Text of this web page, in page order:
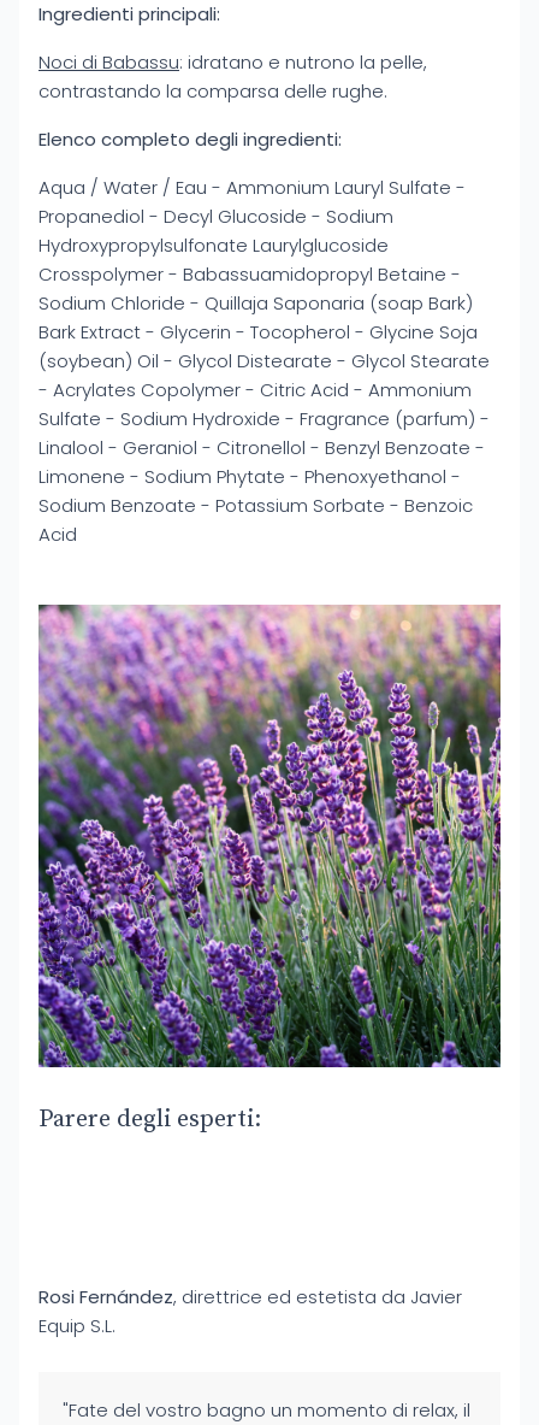
Ingredienti principali:
Noci di Babassu: idratano e nutrono la pelle,
contrastando la comparsa delle rughe.
Elenco completo degli ingredienti:
Aqua / Water / Eau - Ammonium Lauryl Sulfate -
Propanediol - Decyl Glucoside - Sodium
Hydroxypropylsulfonate Laurylglucoside
Crosspolymer - Babassuamidopropyl Betaine -
Sodium Chloride - Quillaja Saponaria (soap Bark)
Bark Extract - Glycerin - Tocopherol - Glycine Soja
(soybean) Oil - Glycol Distearate - Glycol Stearate
- Acrylates Copolymer - Citric Acid - Ammonium
Sulfate - Sodium Hydroxide - Fragrance (parfum) -
Linalool - Geraniol - Citronellol - Benzyl Benzoate -
Limonene - Sodium Phytate - Phenoxyethanol -
Sodium Benzoate - Potassium Sorbate - Benzoic
Acid
Parere degli esperti:
Rosi Fernández, direttrice ed estetista da Javier
Equip S.L.
"Fate del vostro bagno un momento di relax, il